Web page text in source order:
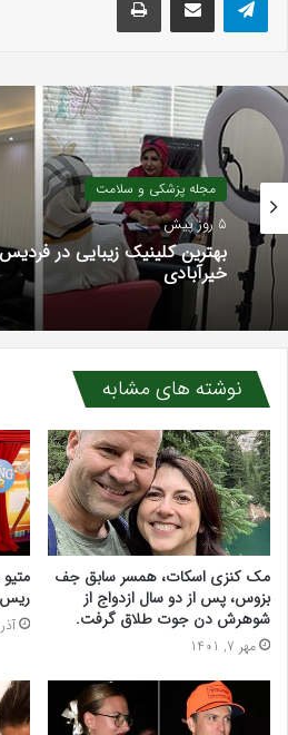
مجله پزشکی و سلامت
5 روز پیش
خیرآبادی
مجله پزشکی و سلامت
سرکه سیب برای قند خون،
علمی چیست؟
نوشته های مشابه
مک کنزی اسکات، همسر سابق جف
بزوس، پس از دو سال ازدواج از
شوهرش دن جوت طلاق گرفت.
مهر 7, 1401
ریس
آذر 28, 1400